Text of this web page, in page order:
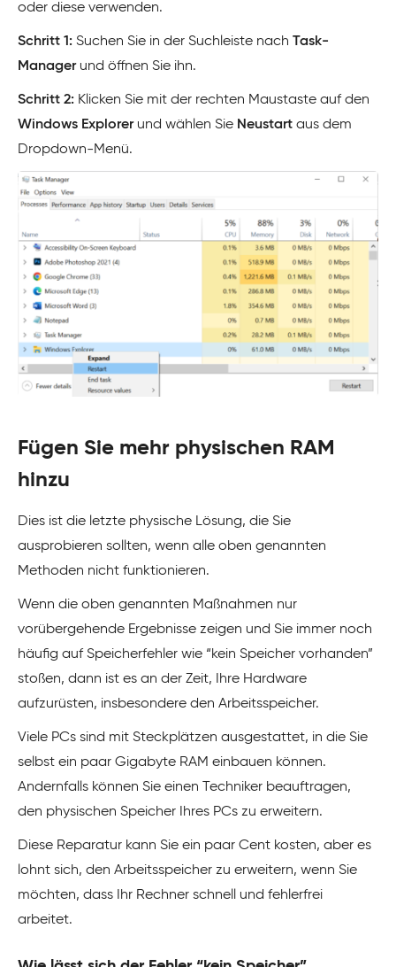
oder diese verwenden.
Schritt 1: Suchen Sie in der Suchleiste nach Task-
Managerund öffnen Sie ihn.
Schritt 2: Klicken Sie mit der rechten Maustaste auf den
Windows Explorerund wählen Sie Neustart aus dem
Dropdown-Menü.
Fügen Sie mehr physischen RAM
hinzu
Dies ist die letzte physische Lösung, die Sie
ausprobieren sollten, wenn alle oben genannten
Methoden nicht funktionieren.
Wenn die oben genannten Maßnahmen nur
vorübergehende Ergebnisse zeigen und Sie immer noch
häufig auf Speicherfehler wie “kein Speicher vorhanden”
stoßen, dann ist es an der Zeit, Ihre Hardware
aufzurüsten, insbesondere den Arbeitsspeicher.
Viele PCs sind mit Steckplätzen ausgestattet, in die Sie
selbst ein paar Gigabyte RAM einbauen können.
Andernfalls können Sie einen Techniker beauftragen,
den physischen Speicher Ihres PCs zu erweitern.
Diese Reparatur kann Sie ein paar Cent kosten, aber es
lohnt sich, den Arbeitsspeicher zu erweitern, wenn Sie
möchten, dass Ihr Rechner schnell und fehlerfrei
arbeitet.